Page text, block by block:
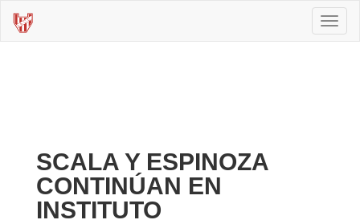
SCALA Y ESPINOZA
CONTINÚAN EN
INSTITUTO